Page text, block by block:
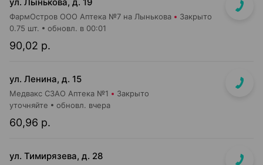
ФармОстров ООО Аптека №7 на Лынькова Закрыто
90,02 р.
0.75 шт. обновл. в 00:01
ул. Ленина, д. 15
Медвакс СЗАО Аптека №1 Закрыто
60,96 р.
уточняйте обновл. вчера
ул. Тимирязева, д. 28